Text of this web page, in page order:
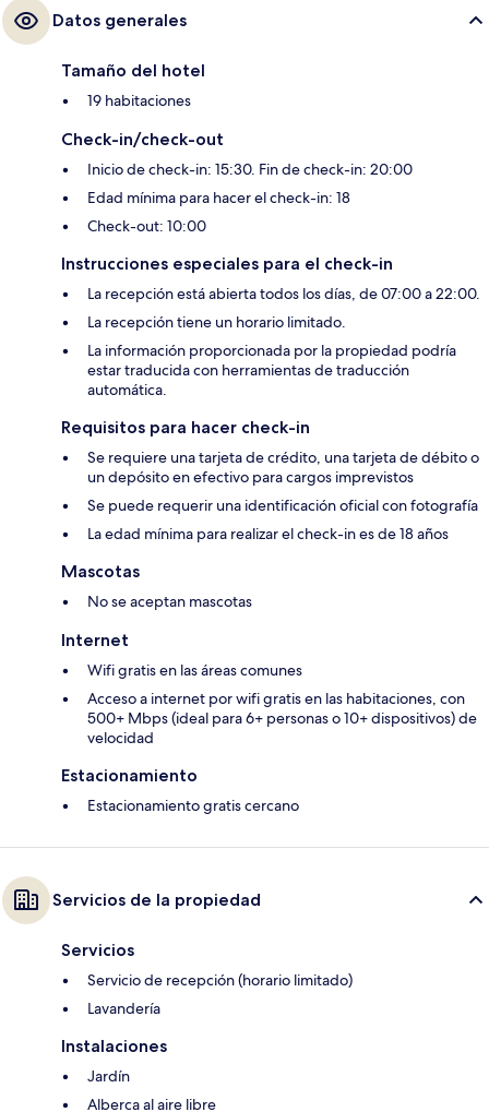
Datos generales
Tamaño del hotel
19 habitaciones
Check-in/check-out
Inicio de check-in: 15:30. Fin de check-in: 20:00
Edad mínima para hacer el check-in: 18
Check-out: 10:00
Instrucciones especiales para el check-in
La recepción está abierta todos los días, de 07:00 a 22:00.
La recepción tiene un horario limitado.
La información proporcionada por la propiedad podría
estar traducida con herramientas de traducción
automática.
Requisitos para hacer check-in
Se requiere una tarjeta de crédito, una tarjeta de débito o
un depósito en efectivo para cargos imprevistos
Se puede requerir una identificación oficial con fotografía
La edad mínima para realizar el check-in es de 18 años
Mascotas
No se aceptan mascotas
Internet
Wifi gratis en las áreas comunes
Acceso a internet por wifi gratis en las habitaciones, con
500+ Mbps (ideal para 6+ personas o 10+ dispositivos) de
velocidad
Estacionamiento
Estacionamiento gratis cercano
Servicios de la propiedad
Servicios
Servicio de recepción (horario limitado)
Lavandería
Instalaciones
Jardín
Alberca al aire libre